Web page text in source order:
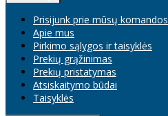
Prisijunk prie mūsų komandos
Apie mus
Pirkimo sąlygos ir taisyklės
Prekių grąžinimas
Prekių pristatymas
Atsiskaitymo būdai
Taisyklės